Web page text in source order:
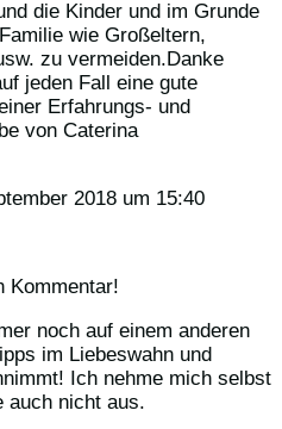
die Kinder und im Grunde
wie Großeltern,
zu vermeiden.Danke
jeden Fall eine gute
Erfahrungs- und
von Caterina
2018 um 15:40
Kommentar!
noch auf einem anderen
im Liebeswahn und
Ich nehme mich selbst
auch nicht aus.